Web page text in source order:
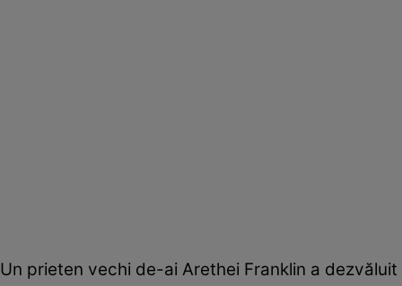
Un prieten vechi de-ai Arethei Franklin a